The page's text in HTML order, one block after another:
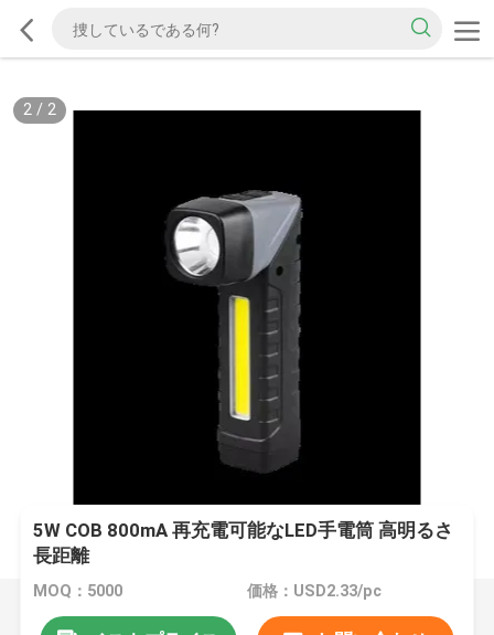
2/ 2
5W COB 800mA 再充電可能なLED手電筒 高明るさ
長距離
MOQ：5000 価格：USD2.33/pc